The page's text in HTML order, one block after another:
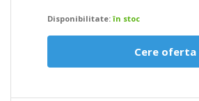
Disponibilitate: în stoc
Cere oferta